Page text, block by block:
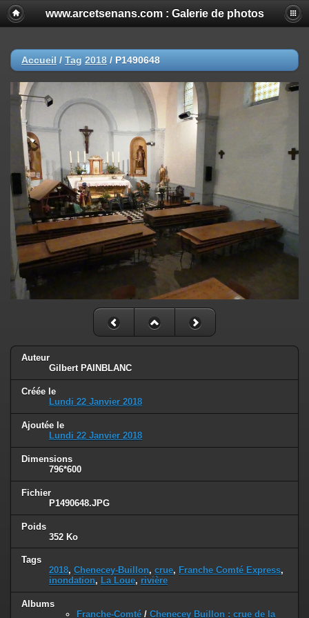
www.arcetsenans.com : Galerie de photos
Accueil / Tag 2018 / P1490648
Auteur
Gilbert PAINBLANC
Créée le
Lundi 22 Janvier 2018
Ajoutée le
Lundi 22 Janvier 2018
Dimensions
796*600
Fichier
P1490648.JPG
Poids
352 Ko
Tags
2018, Chenecey-Buillon, crue, Franche Comté Express,
inondation, La Loue, rivière
Albums
Franche-Comté / Chenecey Buillon : crue de la